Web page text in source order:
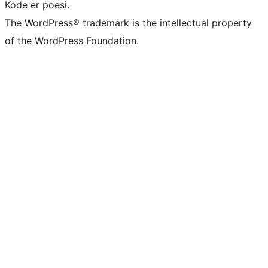
Kode er poesi.
The WordPress® trademark is the intellectual property
of the WordPress Foundation.